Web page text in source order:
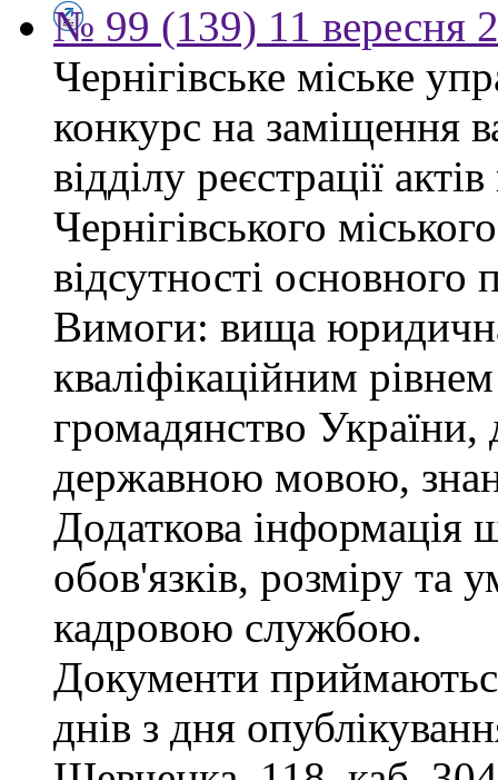
№ 99 (139) 11 вересня
Чернігівське міське
конкурс на заміщення
відділу реєстрації
Чернігівського
відсутності основного
Вимоги: вища юридична
кваліфікаційним
громадянство України,
державною мовою,
Додаткова інформація
обов'язків, розміру та
кадровою службою.
Документи
днів з дня